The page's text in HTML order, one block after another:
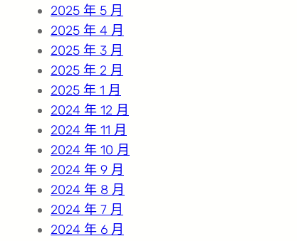
2025 年 5 月
2025 年 4 月
2025 年 3 月
2025 年 2 月
2025 年 1 月
2024 年 12 月
2024 年 11 月
2024 年 10 月
2024 年 9 月
2024 年 8 月
2024 年 7 月
2024 年 6 月